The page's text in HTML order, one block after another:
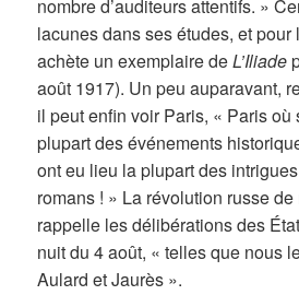
nombre d’auditeurs attentifs. »
lacunes dans ses études, et pour
achète un exemplaire deL’Iliade
août 1917). Un peu auparavant,
il peut enfin voir Paris, « Paris
plupart des événements
ont eu lieu la plupart des
romans ! » La révolution russe
rappelle les délibérations des
nuit du 4 août, « telles que nous
Aulard et Jaurès ».